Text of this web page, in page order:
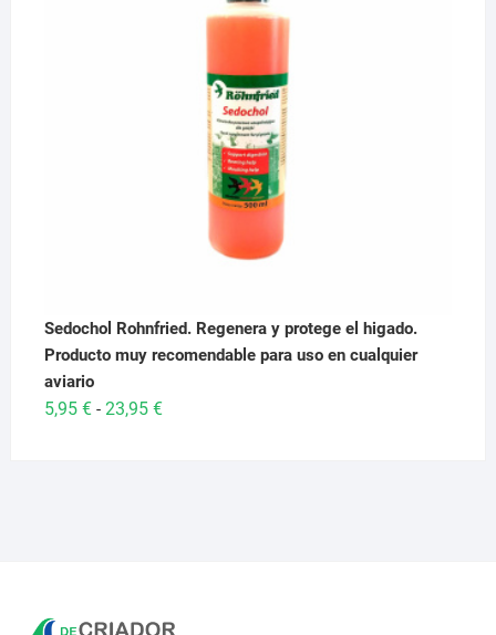
Sedochol Rohnfried. Regenera y protege el higado.
Producto muy recomendable para uso en cualquier
aviario
5,95 € - 23,95 €Rango